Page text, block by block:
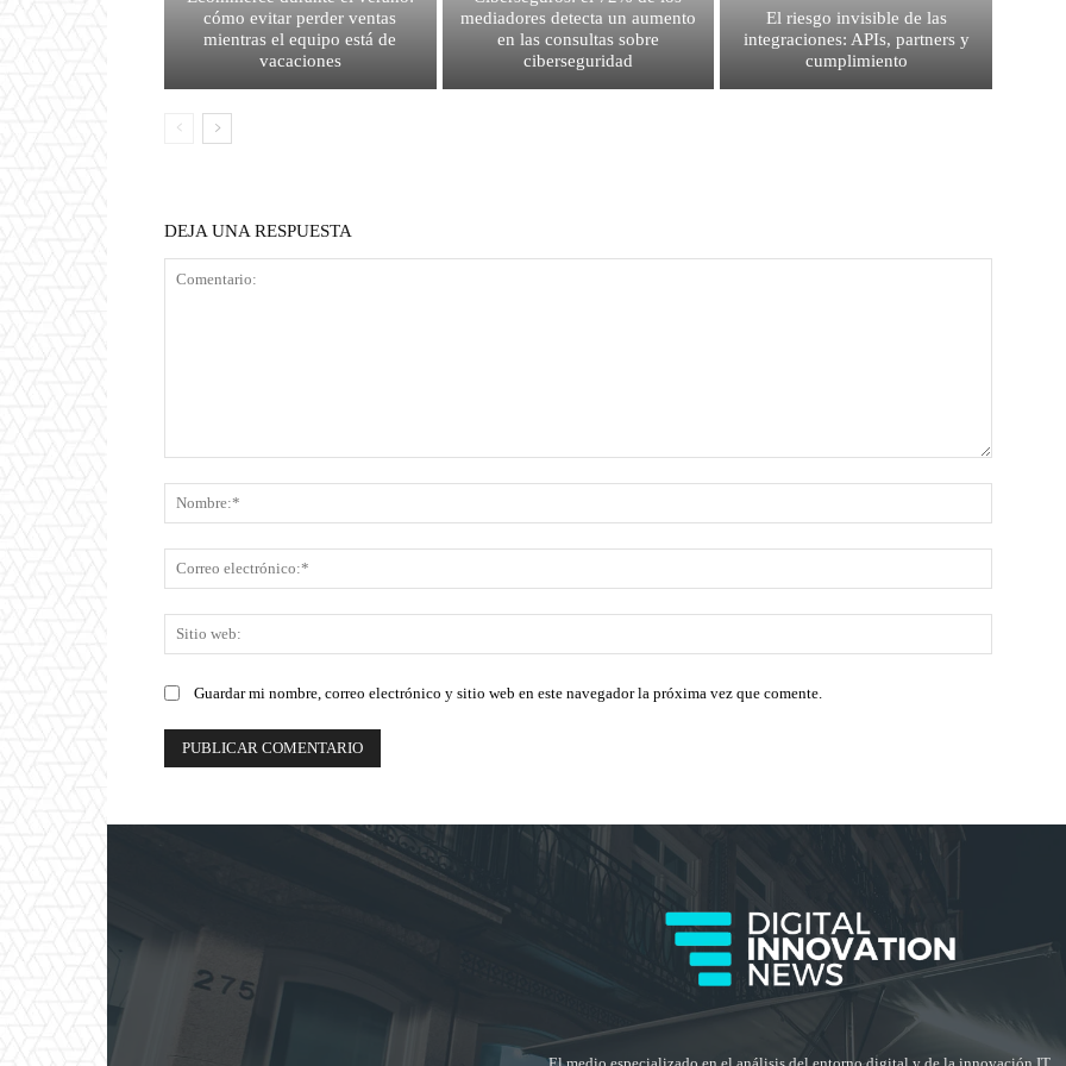
cómo evitar perder ventas
mientras el equipo está de
vacaciones
mediadores detecta un aumento
en las consultas sobre
ciberseguridad
El riesgo invisible de las
integraciones: APIs, partners y
cumplimiento
DEJA UNA RESPUESTA
web:
Guardar mi nombre, correo electrónico y sitio web en este navegador la próxima vez que comente.